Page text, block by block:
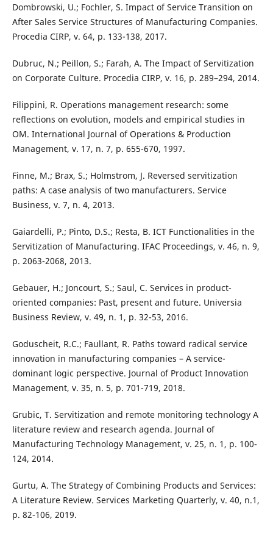
Dombrowski, U.; Fochler, S. Impact of Service Transition on
After Sales Service Structures of Manufacturing Companies.
Procedia CIRP, v. 64, p. 133-138, 2017.
Dubruc, N.; Peillon, S.; Farah, A. The Impact of Servitization
on Corporate Culture. Procedia CIRP, v. 16, p. 289–294, 2014.
Filippini, R. Operations management research: some
reflections on evolution, models and empirical studies in
OM. International Journal of Operations & Production
Management, v. 17, n. 7, p. 655-670, 1997.
Finne, M.; Brax, S.; Holmstrom, J. Reversed servitization
paths: A case analysis of two manufacturers. Service
Business, v. 7, n. 4, 2013.
Gaiardelli, P.; Pinto, D.S.; Resta, B. ICT Functionalities in the
Servitization of Manufacturing. IFAC Proceedings, v. 46, n. 9,
p. 2063-2068, 2013.
Gebauer, H.; Joncourt, S.; Saul, C. Services in product-
oriented companies: Past, present and future. Universia
Business Review, v. 49, n. 1, p. 32-53, 2016.
Goduscheit, R.C.; Faullant, R. Paths toward radical service
innovation in manufacturing companies – A service-
dominant logic perspective. Journal of Product Innovation
Management, v. 35, n. 5, p. 701-719, 2018.
Grubic, T. Servitization and remote monitoring technology A
literature review and research agenda. Journal of
Manufacturing Technology Management, v. 25, n. 1, p. 100-
124, 2014.
Gurtu, A. The Strategy of Combining Products and Services:
A Literature Review. Services Marketing Quarterly, v. 40, n.1,
p. 82-106, 2019.